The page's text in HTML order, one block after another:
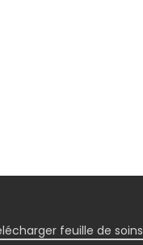
feuille de soins